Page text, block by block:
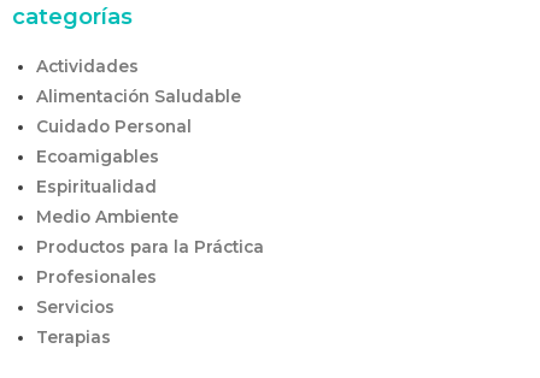
categorías
Actividades
Alimentación Saludable
Cuidado Personal
Ecoamigables
Espiritualidad
Medio Ambiente
Productos para la Práctica
Profesionales
Servicios
Terapias